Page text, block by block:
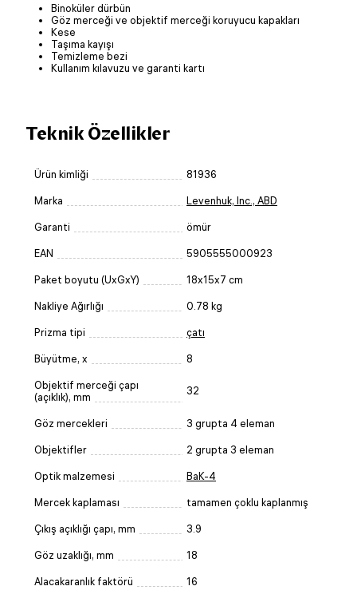
Binoküler dürbün
Göz merceği ve objektif merceği koruyucu kapakları
Kese
Taşıma kayışı
Temizleme bezi
Kullanım kılavuzu ve garanti kartı
Teknik Özellikler
Ürün kimliği 81936
Marka Levenhuk, Inc., ABD
Garanti ömür
EAN 5905555000923
Paket boyutu (UxGxY) 18x15x7 cm
Nakliye Ağırlığı 0.78 kg
Prizma tipi çatı
Büyütme, x 8
Objektif merceği çapı
(açıklık), mm
32
Göz mercekleri 3 grupta 4 eleman
Objektifler 2 grupta 3 eleman
Optik malzemesi BaK-4
Mercek kaplaması tamamen çoklu kaplanmış
Çıkış açıklığı çapı, mm 3.9
Göz uzaklığı, mm 18
Alacakaranlık faktörü 16